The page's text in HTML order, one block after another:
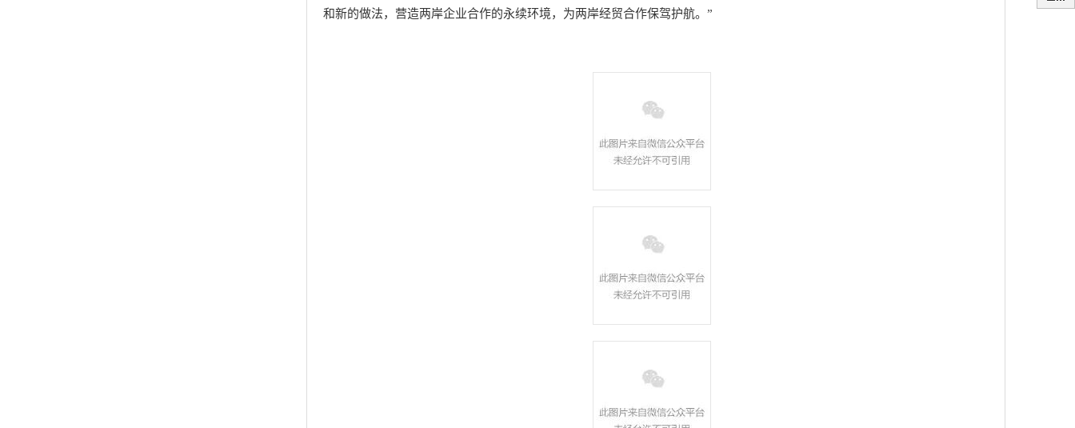
和新的做法，营造两岸企业合作的永续环境，为两岸经贸合作保驾护航。”